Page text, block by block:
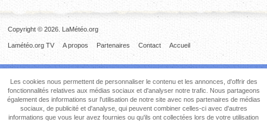
Copyright © 2026. LaMétéo.org
Accueil
Contact
Partenaires
A propos
Lamétéo.org TV
Les cookies nous permettent de personnaliser le contenu et les annonces, d'offrir des
fonctionnalités relatives aux médias sociaux et d'analyser notre trafic. Nous partageons
également des informations sur l'utilisation de notre site avec nos partenaires de médias
sociaux, de publicité et d'analyse, qui peuvent combiner celles-ci avec d'autres
informations que vous leur avez fournies ou qu'ils ont collectées lors de votre utilisation